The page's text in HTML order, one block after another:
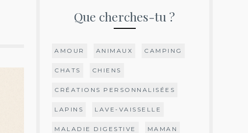
Que cherches-tu ?
AMOUR ANIMAUX CAMPING
CHATS CHIENS
CRÉATIONS PERSONNALISÉES
LAPINS LAVE-VAISSELLE
MALADIE DIGESTIVE MAMAN